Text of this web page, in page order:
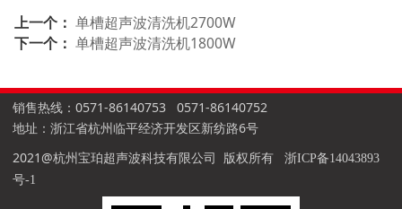
上一个： 单槽超声波清洗机2700W
下一个： 单槽超声波清洗机1800W
销售热线：0571-86140753 0571-86140752
地址：浙江省杭州临平经济开发区新纺路6号
2021@杭州宝珀超声波科技有限公司 版权所有浙ICP备14043893
号-1